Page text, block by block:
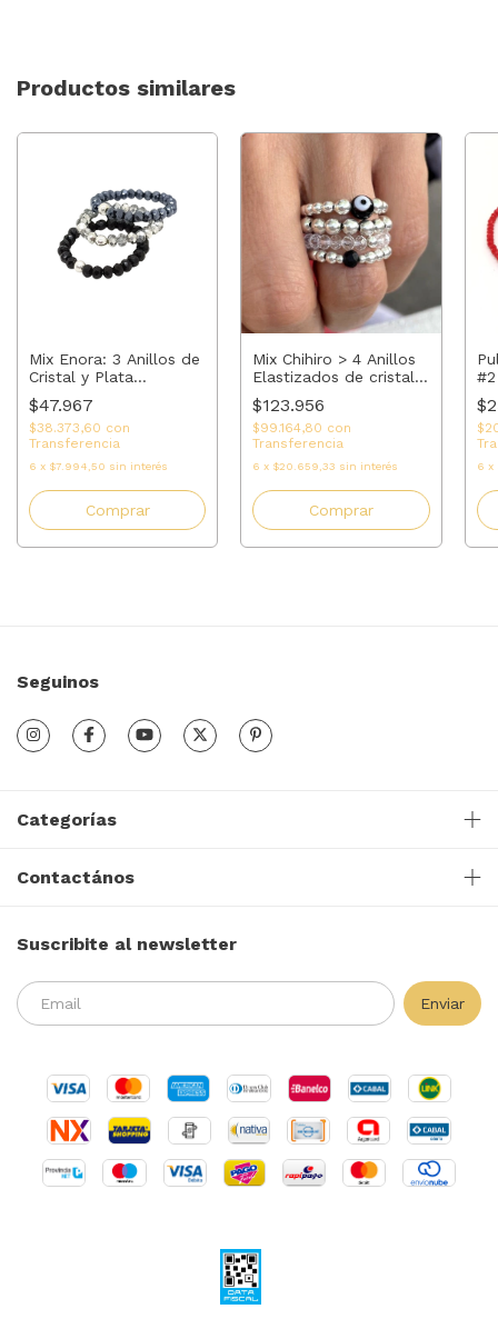
Productos similares
Mix Enora: 3 Anillos de
Cristal y Plata
Elastizados | AMALO
$47.967
$38.373,60 con
Transferencia
6 x $7.994,50 sin interés
Comprar
Mix Chihiro > 4 Anillos
Elastizados de cristal y
plata 925 | AMALO
$123.956
$99.164,80 con
Transferencia
6 x $20.659,33 sin interés
Comprar
6 x
Seguinos
Categorías
Contactános
Suscribite al newsletter